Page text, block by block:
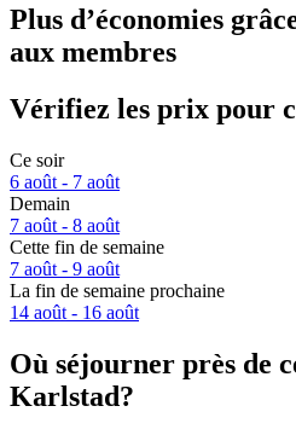
Plus d’économies
aux membres
Vérifiez les prix pour
Ce soir
6 août - 7 août
Demain
7 août - 8 août
Cette fin de semaine
7 août - 9 août
La fin de semaine prochaine
14 août - 16 août
Où séjourner près de
Karlstad?